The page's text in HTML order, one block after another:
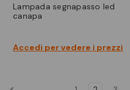
lampada segnapasso led
canapa
Accedi per vedere i prezzi